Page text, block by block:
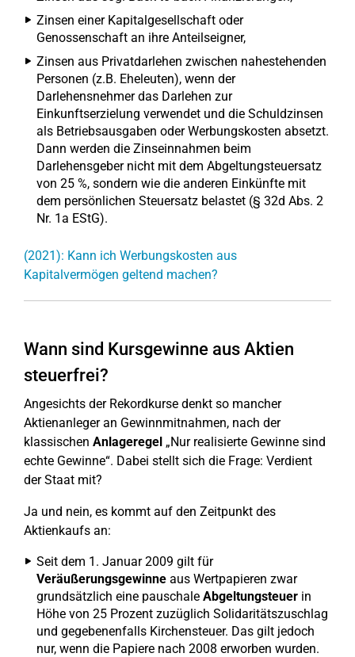
Zinsen einer Kapitalgesellschaft oder
Genossenschaft an ihre Anteilseigner,
Zinsen aus Privatdarlehen zwischen nahestehenden
Personen (z.B. Eheleuten), wenn der
Darlehensnehmer das Darlehen zur
Einkunftserzielung verwendet und die Schuldzinsen
als Betriebsausgaben oder Werbungskosten absetzt.
Dann werden die Zinseinnahmen beim
Darlehensgeber nicht mit dem Abgeltungsteuersatz
von 25 %, sondern wie die anderen Einkünfte mit
dem persönlichen Steuersatz belastet (§ 32d Abs. 2
Nr. 1a EStG).
(2021): Kann ich Werbungskosten aus
Kapitalvermögen geltend machen?
Wann sind Kursgewinne aus Aktien
steuerfrei?
Angesichts der Rekordkurse denkt so mancher
Aktienanleger an Gewinnmitnahmen, nach der
klassischen Anlageregel „Nur realisierte Gewinne sind
echte Gewinne“. Dabei stellt sich die Frage: Verdient
der Staat mit?
Ja und nein, es kommt auf den Zeitpunkt des
Aktienkaufs an:
Seit dem 1. Januar 2009 gilt für
Veräußerungsgewinne aus Wertpapieren zwar
grundsätzlich eine pauschale Abgeltungsteuer in
Höhe von 25 Prozent zuzüglich Solidaritätszuschlag
und gegebenenfalls Kirchensteuer. Das gilt jedoch
nur, wenn die Papiere nach 2008 erworben wurden.